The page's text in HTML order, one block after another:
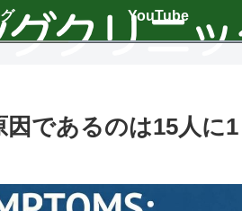
YouTube
であるのは15人に1